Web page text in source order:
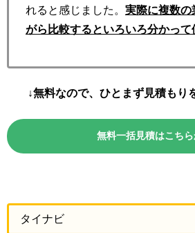
れると感じました。 実際に複数の
がら比較するといろいろ分かって
↓無料なので、ひとまず見積もり
無料一括見積はこち
タイナビ